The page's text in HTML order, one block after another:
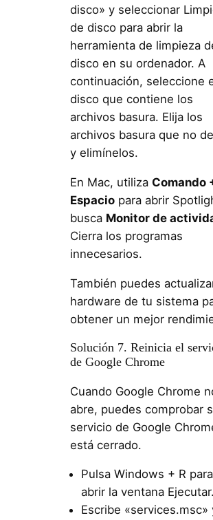
disco» y seleccionar
de disco para abrir la
herramienta de limpieza
disco en su ordenador. A
continuación, seleccione
disco que contiene los
archivos basura. Elija los
archivos basura que no
y elimínelos.
En Mac, utiliza Comando
Espaciopara abrir
busca Monitor de
Cierra los programas
innecesarios.
También puedes
hardware de tu sistema
obtener un mejor
Solución 7. Reinicia el
de Google Chrome
Cuando Google Chrome
abre, puedes comprobar
servicio de Google
está cerrado.
Pulsa Windows + R para
abrir la ventana Ejecutar.
Escribe «services.msc»